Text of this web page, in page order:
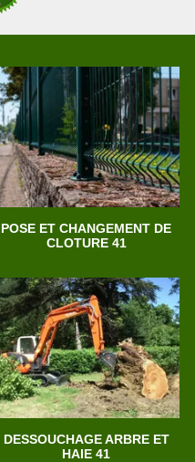
POSE ET CHANGEMENT DE
CLOTURE 41
DESSOUCHAGE ARBRE ET
HAIE 41